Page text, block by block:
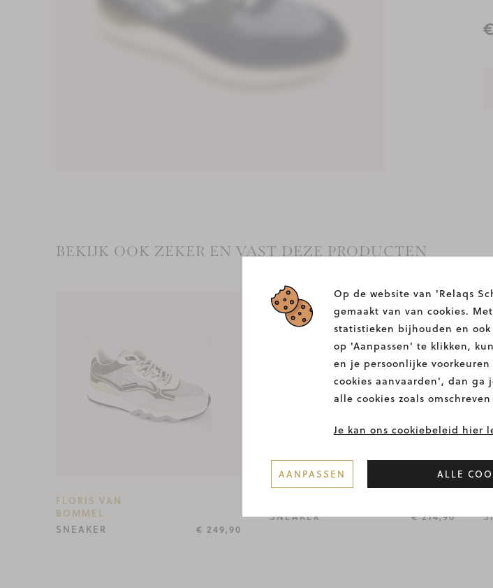
BEKIJK OOK ZEKER EN VAST DEZE PRODUCTEN
FLORIS VAN
BOMMEL
SNEAKER
€ 249,90
SNEAKER
€ 214,90
Op de website van 'Relaqs
gemaakt van van cookies.
statistieken bijhouden en
op 'Aanpassen' te klikken,
en je persoonlijke
cookies aanvaarden', dan ga
alle cookies zoals
Je kan ons cookiebeleid hier
AANPASSEN ALLE